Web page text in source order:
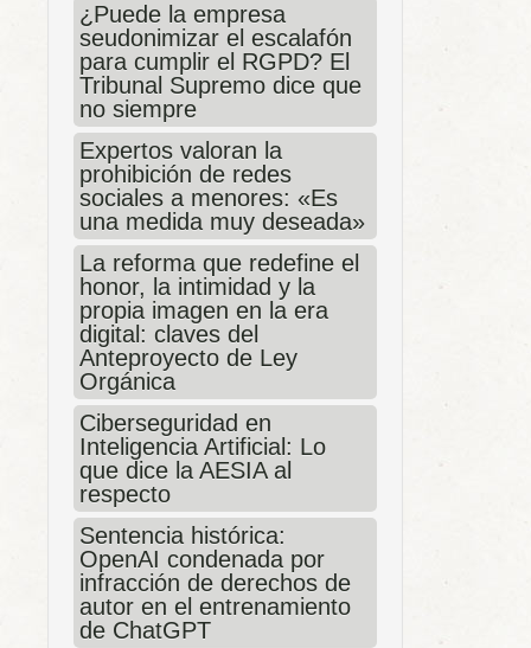
¿Puede la empresa
seudonimizar el escalafón
para cumplir el RGPD? El
Tribunal Supremo dice que
no siempre
Expertos valoran la
prohibición de redes
sociales a menores: «Es
una medida muy deseada»
La reforma que redefine el
honor, la intimidad y la
propia imagen en la era
digital: claves del
Anteproyecto de Ley
Orgánica
Ciberseguridad en
Inteligencia Artificial: Lo
que dice la AESIA al
respecto
Sentencia histórica:
OpenAI condenada por
infracción de derechos de
autor en el entrenamiento
de ChatGPT